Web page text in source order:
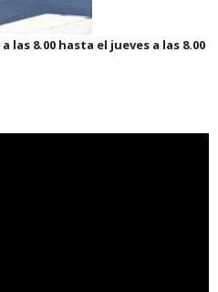
las 8.00 hasta el jueves a las 8.00